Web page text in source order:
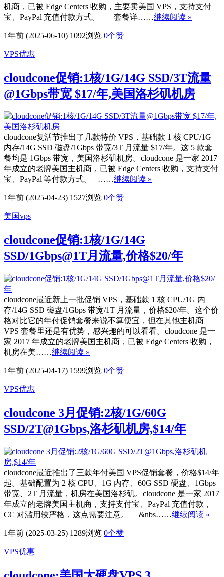
机商，已被 Edge Centers 收购，主要卖美国 VPS，支持支付
宝、PayPal 充值付款方式。 套餐详……继续阅读 »
1年前 (2025-06-10) 1092浏览 0个赞
VPS优惠
cloudcone促销:1核/1G/14G SSD/3T流量
@1Gbps带宽 $17/年,美国洛杉矶机房
cloudcone复活节推出了几款特价 VPS，基础款 1 核 CPU/1G
内存/14G SSD 磁盘/1Gbps 带宽/3T 月流量 $17/年。这 5 款套
餐均是 1Gbps 带宽，美国洛杉矶机房。cloudcone 是一家 2017
年成立的老牌美国主机商，已被 Edge Centers 收购，支持支付
宝、PayPal 等付款方式。 ……继续阅读 »
1年前 (2025-04-23) 1527浏览 0个赞
美国vps
cloudcone促销:1核/1G/14G
SSD/1Gbps@1T月流量,价格$20/年
cloudcone最近新上一批促销 VPS，基础款 1 核 CPU/1G 内
存/14G SSD 磁盘/1Gbps 带宽/1T 月流量，价格$20/年。这个价
格对比它的年付促销套餐来说不算便宜，但在其他主机商
VPS 套餐里还是有优势，感兴趣的可以看看。cloudcone 是一
家 2017 年成立的老牌美国主机商，已被 Edge Centers 收购，
机房在美……继续阅读 »
1年前 (2025-04-17) 1599浏览 0个赞
VPS优惠
cloudcone 3月促销:2核/1G/60G
SSD/2T@1Gbps,洛杉矶机房,$14/年
cloudcone最近推出了三款年付美国 VPS促销套餐，价格$14/年
起。基础配置为 2 核 CPU、1G 内存、60G SSD 硬盘、1Gbps
带宽、2T 月流量，机房在美国洛杉矶。cloudcone 是一家 2017
年成立的老牌美国主机商，支持支付宝、PayPal 充值付款，
CC 对滥用较严格，这点需要注意。 &nbs……继续阅读 »
1年前 (2025-03-25) 1289浏览 0个赞
VPS优惠